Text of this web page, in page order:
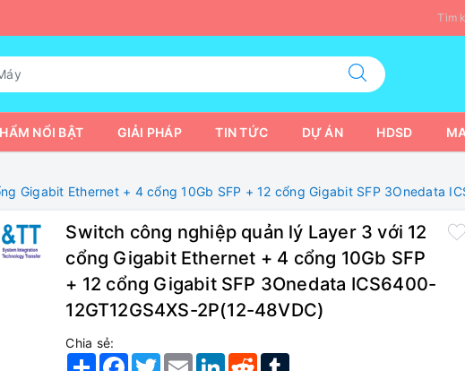
Tìm
NỔI BẬT GIẢI PHÁP TIN TỨC DỰ ÁN HDSD
Gigabit Ethernet + 4 cổng 10Gb SFP + 12 cổng Gigabit SFP 3Onedata
Switch công nghiệp quản lý Layer 3 với 12
cổng Gigabit Ethernet + 4 cổng 10Gb SFP
+ 12 cổng Gigabit SFP 3Onedata ICS6400-
12GT12GS4XS-2P(12-48VDC)
Chia sẻ:
Share Facebook
TwitterEmail LinkedIn
Reddit